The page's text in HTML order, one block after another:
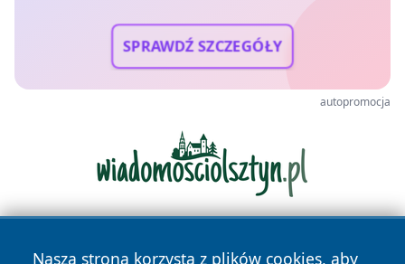
SPRAWDŹ SZCZEGÓŁY
autopromocja
Nasza strona korzysta z plików cookies, aby